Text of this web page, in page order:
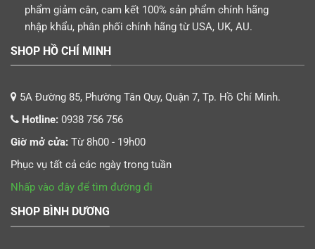
phẩm giảm cân, cam kết 100% sản phẩm chính hãng
nhập khẩu, phân phối chính hãng từ USA, UK, AU.
SHOP HỒ CHÍ MINH
5A Đường 85, Phường Tân Quy, Quận 7, Tp. Hồ Chí Minh.
Hotline: 0938 756 756
Giờ mở cửa: Từ 8h00 - 19h00
Phục vụ tất cả các ngày trong tuần
Nhấp vào đây để tìm đường đi
SHOP BÌNH DƯƠNG